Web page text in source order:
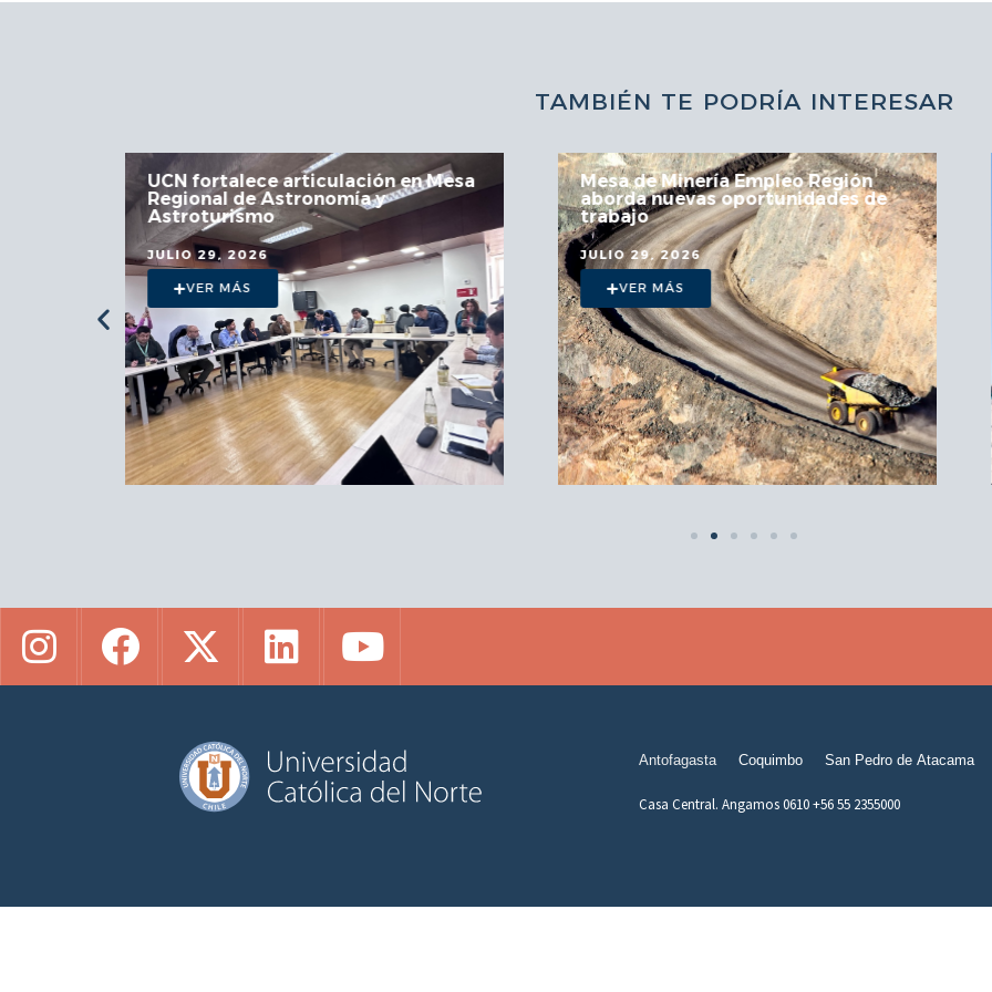
TAMBIÉN TE PODRÍA INTERESAR
UCN fortalece articulación en Mesa
Regional de Astronomía y
Astroturismo
JULIO 29, 2026
VER MÁS
Mesa de Minería Empleo Región
aborda nuevas oportunidades de
trabajo
JULIO 29, 2026
VER MÁS
Antofagasta Coquimbo San Pedro de Atacama
Casa Central. Angamos 0610 +56 55 2355000